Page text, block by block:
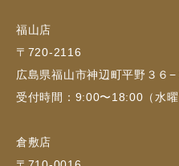
福山店
〒720-2116
広島県福山市神辺町平野３６−
受付時間：9:00〜18:00（水曜
倉敷店